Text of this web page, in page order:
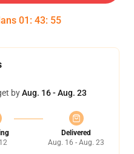
01 : 43: 54
byAug. 16 - Aug. 23
Delivered
Aug. 16 - Aug. 23